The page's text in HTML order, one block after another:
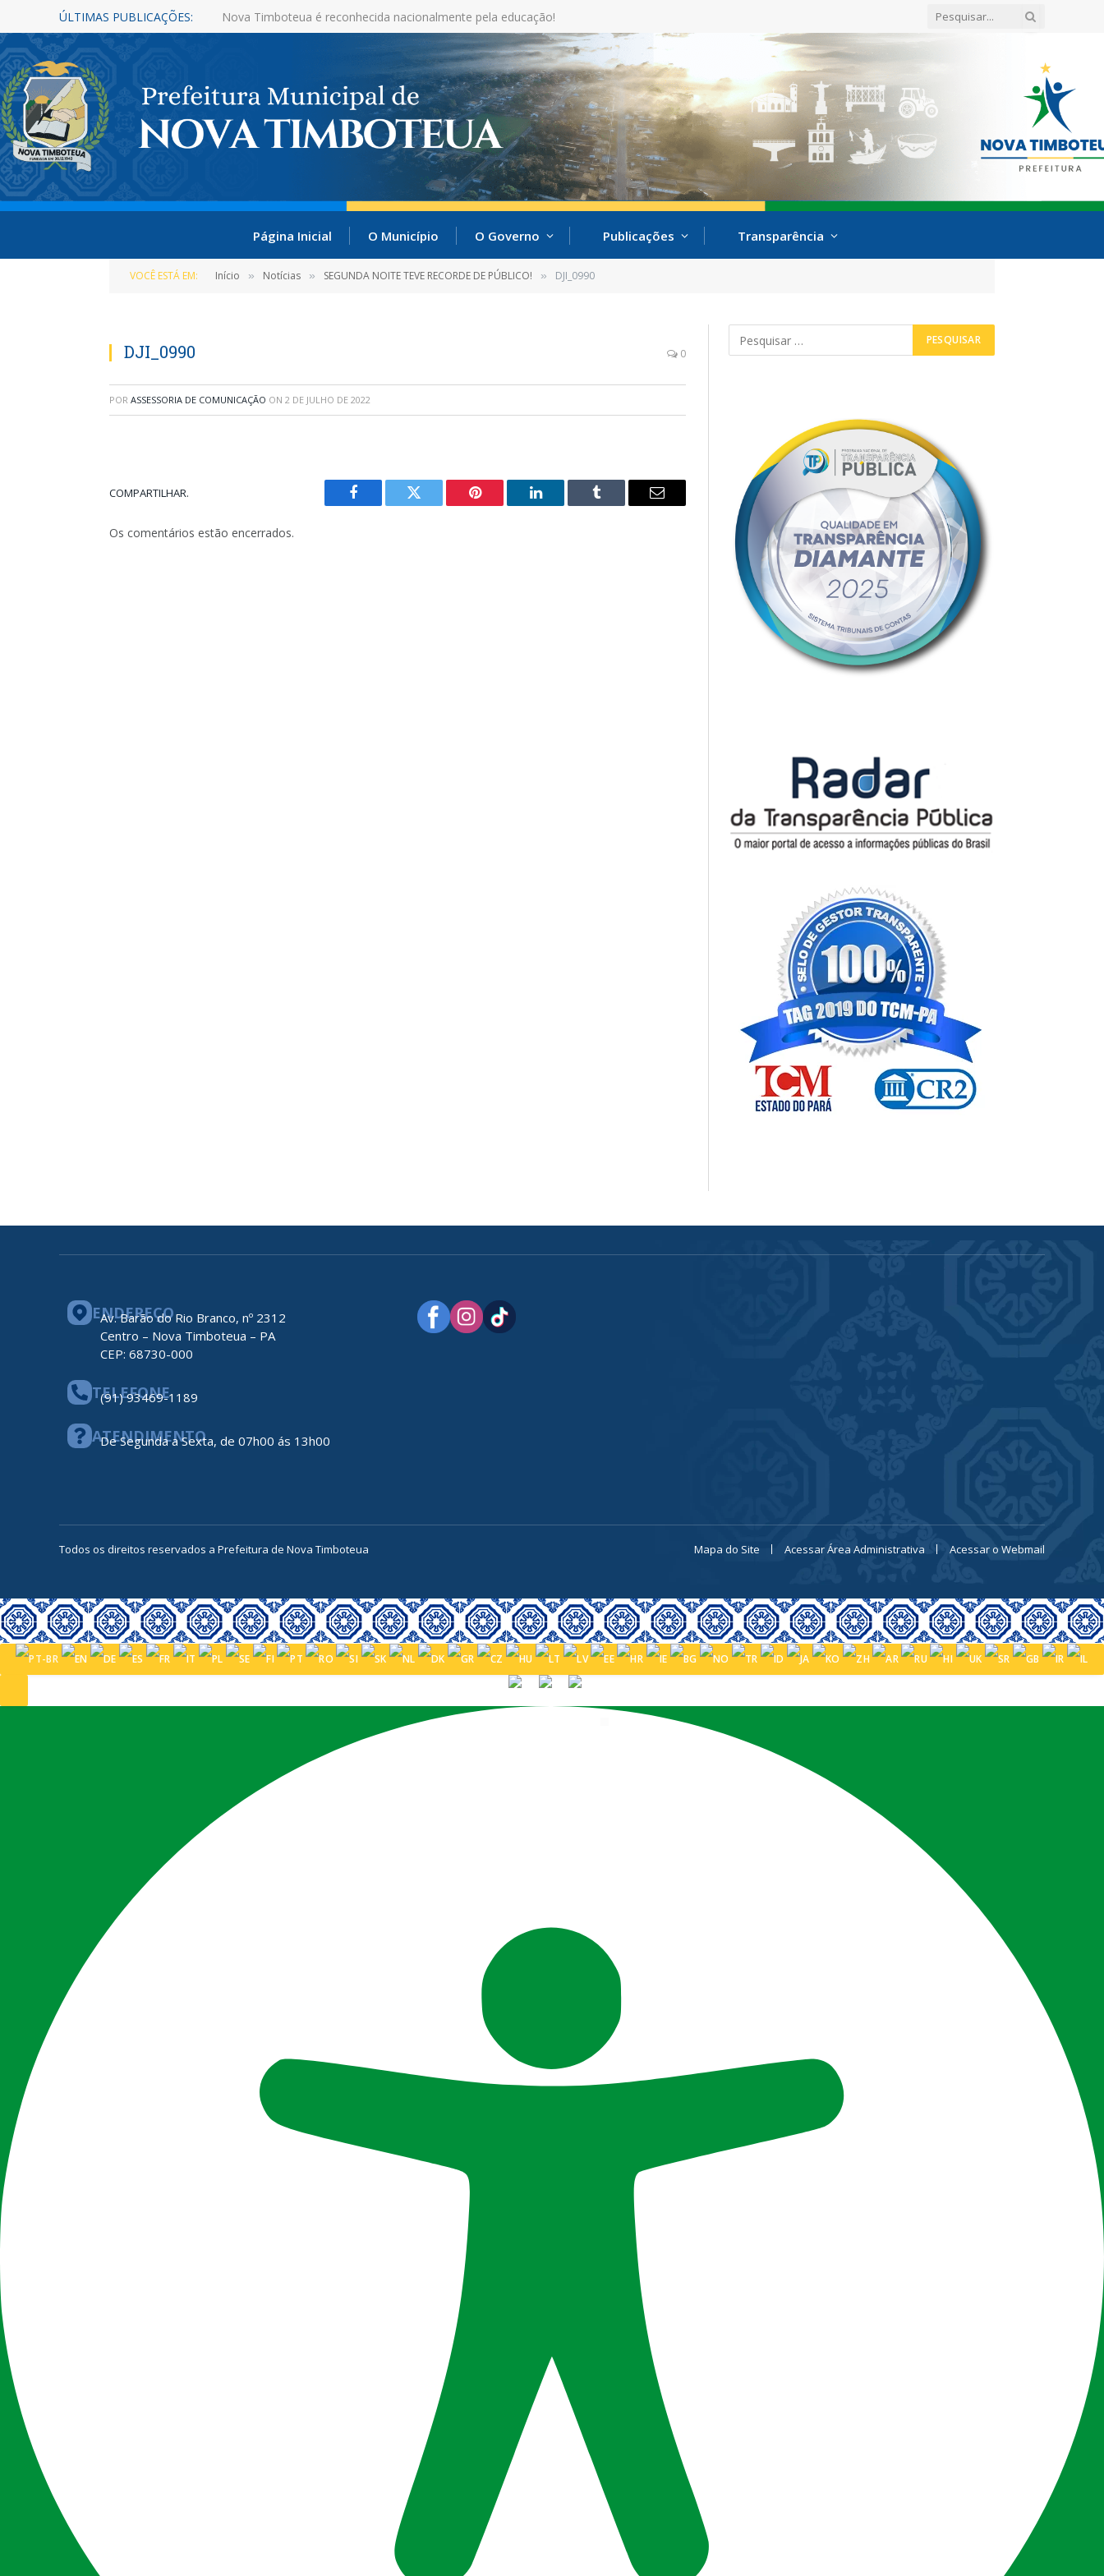
ÚLTIMAS PUBLICAÇÕES: Nova Timboteua é reconhecida nacionalmente pela educação!
Página Inicial O Município O Governo Publicações Transparência
VOCÊ ESTÁ EM: Início » Notícias » SEGUNDA NOITE TEVE RECORDE DE PÚBLICO! » DJI_0990
DJI_0990 0
POR ASSESSORIA DE COMUNICAÇÃO ON 2 DE JULHO DE 2022
COMPARTILHAR.
Facebook Twitter Pinterest LinkedIn Tumblr
E-
Os comentários estão encerrados.
ENDEREÇO
Av. Barão do Rio Branco, nº 2312
Centro – Nova Timboteua – PA
CEP: 68730-000
TELEFONE
(91) 93469-1189
ATENDIMENTO
De Segunda a Sexta, de 07h00 ás 13h00
Todos os direitos reservados a Prefeitura de Nova Timboteua Mapa do Site Acessar Área Administrativa Acessar o Webmail
PORTUGUÊS (BRASIL)